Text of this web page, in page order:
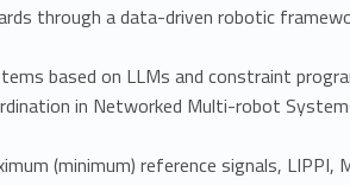
through a data-driven robotic
based on LLMs and constraint
in Networked Multi-robot
(minimum) reference signals, LIPPI,